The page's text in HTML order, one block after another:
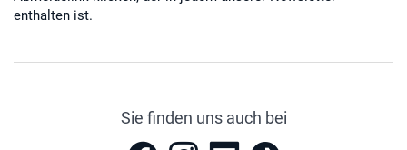
enthalten ist.
Sie finden uns auch bei